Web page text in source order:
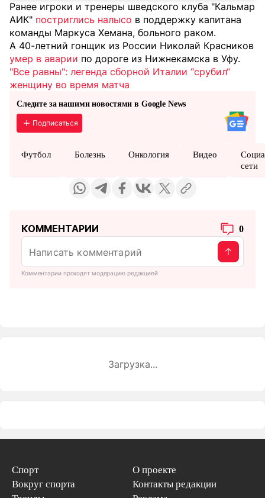
Ранее игроки и тренеры шведского клуба "Кальмар
АИК" постриглись налысо в поддержку капитана
команды Маркуса Хемана, больного раком.
А 40-летний гонщик из России Николай Красников
умер в аварии по дороге из Нижнекамска в Уфу.
"Все равны": легенда сборной Италии “срубил“
женщину во время матча
Следите за нашими новостями в Google News
Подписаться
Футбол Болезнь Онкология Видео
сети
КОММЕНТАРИИ 0
Комментарии проходят модерацию редакцией
Загрузка...
Спорт
Вокруг спорта
О проекте
Контакты редакции